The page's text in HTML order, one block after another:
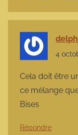
4
Cela doit être
ce mélange
Bises
Répondre